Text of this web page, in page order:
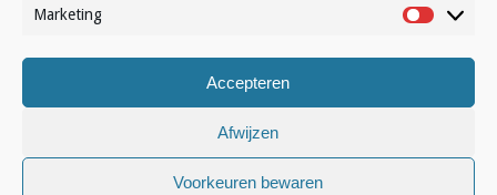
Marketing
Accepteren
Afwijzen
Voorkeuren bewaren
© Volleynews.be2026
Algemene voorwaarden|Privacy
Nederlands